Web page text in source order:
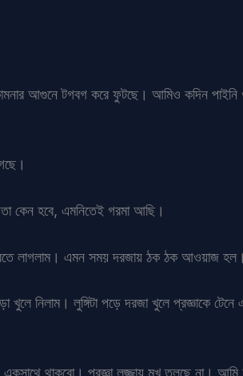
আগুনে টগবগ করে ফুটছে। আমিও কদিন
কেন হবে, এমনিতেই গরমা আছি।
লাগলাম। এমন সময় দরজায় ঠক ঠক আওয়াজ
নিলাম। লুঙ্গিটা পড়ে দরজা খুলে প্রজ্ঞাকে টেনে
একসাথে থাকবো। প্রজ্ঞা লজ্জায় মুখ তুলছে না।